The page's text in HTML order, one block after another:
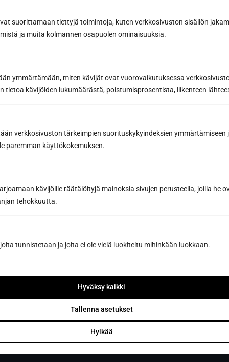
suorittamaan tiettyjä toimintoja, kuten verkkosivuston sisällön
ja muita kolmannen osapuolen ominaisuuksia.
ymmärtämään, miten kävijät ovat vuorovaikutuksessa
tietoa kävijöiden lukumäärästä, poistumisprosentista, liikenteen
verkkosivuston tärkeimpien suorituskykyindeksien ymmärtämiseen
paremman käyttökokemuksen.
kävijöille räätälöityjä mainoksia sivujen perusteella, joilla he
tehokkuutta.
tunnistetaan ja joita ei ole vielä luokiteltu mihinkään luokkaan.
Hylkää
Tallenna asetukset
Hyväksy kaikki
Request a quote
personal data in accordance with our Privacy Policy.
of your dreams with our sauna